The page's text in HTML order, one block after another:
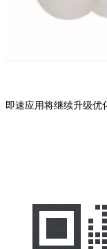
即速应用将继续升级优